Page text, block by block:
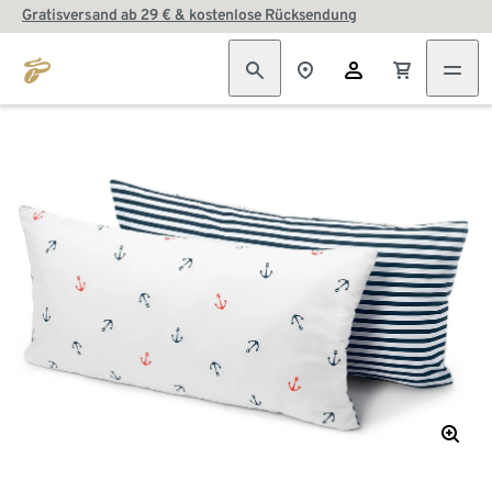
Gratisversand ab 29 € & kostenlose Rücksendung